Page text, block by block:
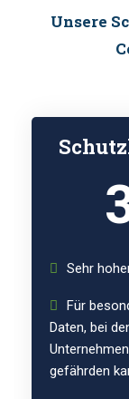
Unsere
Sehr
Für
Daten, bei
gefährden